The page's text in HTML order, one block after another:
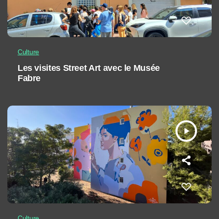
Culture
Les visites Street Art avec le Musée
Fabre
play_arrow